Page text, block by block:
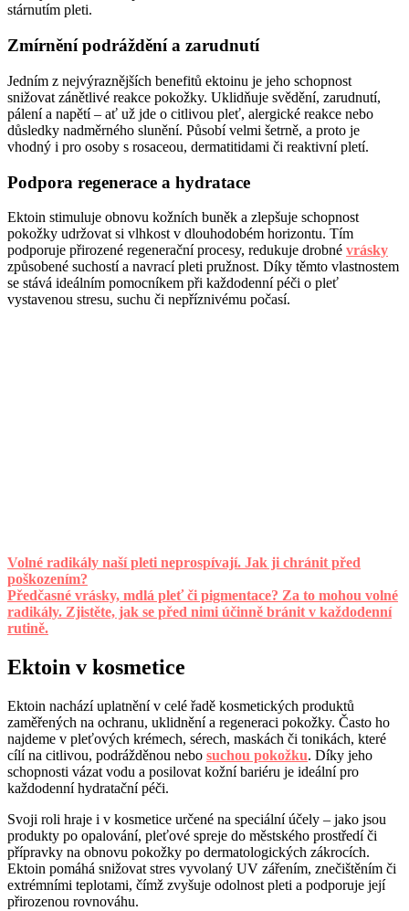
stárnutím pleti.
Zmírnění podráždění a zarudnutí
Jedním z nejvýraznějších benefitů ektoinu je jeho schopnost
snižovat zánětlivé reakce pokožky. Uklidňuje svědění, zarudnutí,
pálení a napětí – ať už jde o citlivou pleť, alergické reakce nebo
důsledky nadměrného slunění. Působí velmi šetrně, a proto je
vhodný i pro osoby s rosaceou, dermatitidami či reaktivní pletí.
Podpora regenerace a hydratace
Ektoin stimuluje obnovu kožních buněk a zlepšuje schopnost
pokožky udržovat si vlhkost v dlouhodobém horizontu. Tím
podporuje přirozené regenerační procesy, redukuje drobné vrásky
způsobené suchostí a navrací pleti pružnost. Díky těmto vlastnostem
se stává ideálním pomocníkem při každodenní péči o pleť
vystavenou stresu, suchu či nepříznivému počasí.
Volné radikály naší pleti neprospívají. Jak ji chránit před
poškozením?
Předčasné vrásky, mdlá pleť či pigmentace? Za to mohou volné
radikály. Zjistěte, jak se před nimi účinně bránit v každodenní
rutině.
Ektoin v kosmetice
Ektoin nachází uplatnění v celé řadě kosmetických produktů
zaměřených na ochranu, uklidnění a regeneraci pokožky. Často ho
najdeme v pleťových krémech, sérech, maskách či tonikách, které
cílí na citlivou, podrážděnou nebo suchou pokožku. Díky jeho
schopnosti vázat vodu a posilovat kožní bariéru je ideální pro
každodenní hydratační péči.
Svoji roli hraje i v kosmetice určené na speciální účely – jako jsou
produkty po opalování, pleťové spreje do městského prostředí či
přípravky na obnovu pokožky po dermatologických zákrocích.
Ektoin pomáhá snižovat stres vyvolaný UV zářením, znečištěním či
extrémními teplotami, čímž zvyšuje odolnost pleti a podporuje její
přirozenou rovnováhu.